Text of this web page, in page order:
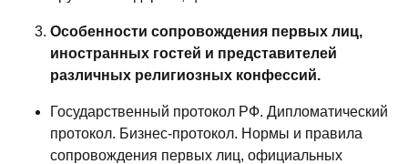
Особенности сопровождения первых лиц,
иностранных гостей и представителей
различных религиозных конфессий.
Государственный протокол РФ. Дипломатический
протокол. Бизнес-протокол. Нормы и правила
сопровождения первых лиц, официальных